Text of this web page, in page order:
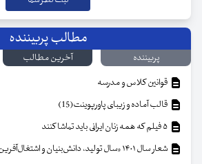
مطالب پربیننده
پربیننده
آخرین مطالب
قوانین کلاس و مدرسه
قالب آماده و زیبای پاورپوینت(15)
شعار سال ۱۴۰۱ «سال تولید، دانش‌بنیان و اشتغال‌آفرین»